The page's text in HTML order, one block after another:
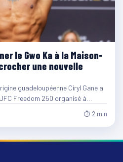
le Gwo Ka à la Maison-
une nouvelle
guadeloupéenne Ciryl Gane a
Freedom 250 organisé à…
⏱ 2 min